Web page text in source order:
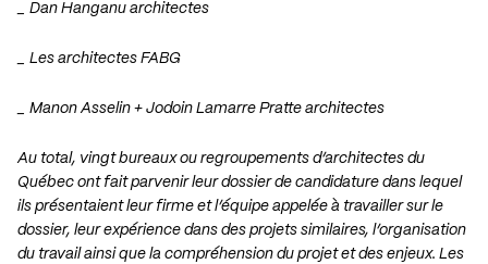
Dan Hanganu architectes
Les architectes FABG
Manon Asselin + Jodoin Lamarre Pratte architectes
Au total, vingt bureaux ou regroupements d’architectes du
Québec ont fait parvenir leur dossier de candidature dans lequel
ils présentaient leur firme et l’équipe appelée à travailler sur le
dossier, leur expérience dans des projets similaires, l’organisation
du travail ainsi que la compréhension du projet et des enjeux. Les